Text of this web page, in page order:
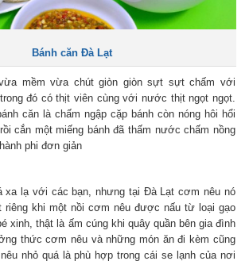
Bánh căn Đà Lạt
mềm vừa chút giòn giòn sựt sựt chấm với
đó có thịt viên cùng với nước thịt ngọt ngọt.
căn là chấm ngập cặp bánh còn nóng hôi hổi
cắn một miếng bánh đã thấm nước chấm nồng
phi đơn giản
xa lạ với các bạn, nhưng tại Đà Lạt cơm nêu nó
riêng khi một nồi cơm nêu được nấu từ loại gạo
xinh, thật là ấm cúng khi quây quần bên gia đình
thức cơm nêu và những món ăn đi kèm cũng
nhỏ quá là phù hợp trong cái se lạnh của nơi